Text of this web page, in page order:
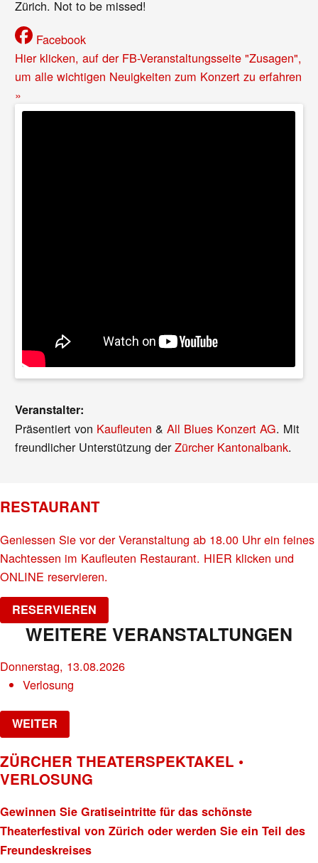
Zürich. Not to be missed!
Facebook
Hier klicken, auf der FB-Veranstaltungsseite "Zusagen",
um alle wichtigen Neuigkeiten zum Konzert zu erfahren
»
Veranstalter:
Präsentiert von Kaufleuten &All Blues Konzert AG. Mit
freundlicher Unterstützung derZürcher Kantonalbank.
RESTAURANT
Geniessen Sie vor der Veranstaltung ab 18.00 Uhr ein feines
Nachtessen im Kaufleuten Restaurant. HIER klicken und
ONLINE reservieren.
RESERVIEREN
WEITERE VERANSTALTUNGEN
Donnerstag, 13.08.2026
Verlosung
WEITER
ZÜRCHER THEATERSPEKTAKEL •
VERLOSUNG
Gewinnen Sie Gratiseintritte für das schönste
Theaterfestival von Zürich oder werden Sie ein Teil des
Freundeskreises